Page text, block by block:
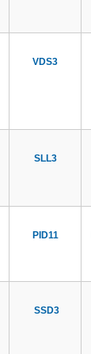
VDS3
SLL3
PID11
SSD3